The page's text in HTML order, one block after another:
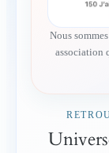
Nous
association